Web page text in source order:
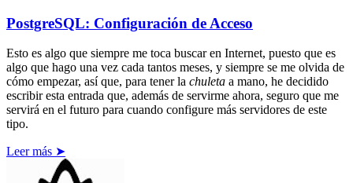
PostgreSQL: Configuración de Acceso
Esto es algo que siempre me toca buscar en Internet, puesto que es
algo que hago una vez cada tantos meses, y siempre se me olvida de
cómo empezar, así que, para tener la chuleta a mano, he decidido
escribir esta entrada que, además de servirme ahora, seguro que me
servirá en el futuro para cuando configure más servidores de este
tipo.
Leer más ➤